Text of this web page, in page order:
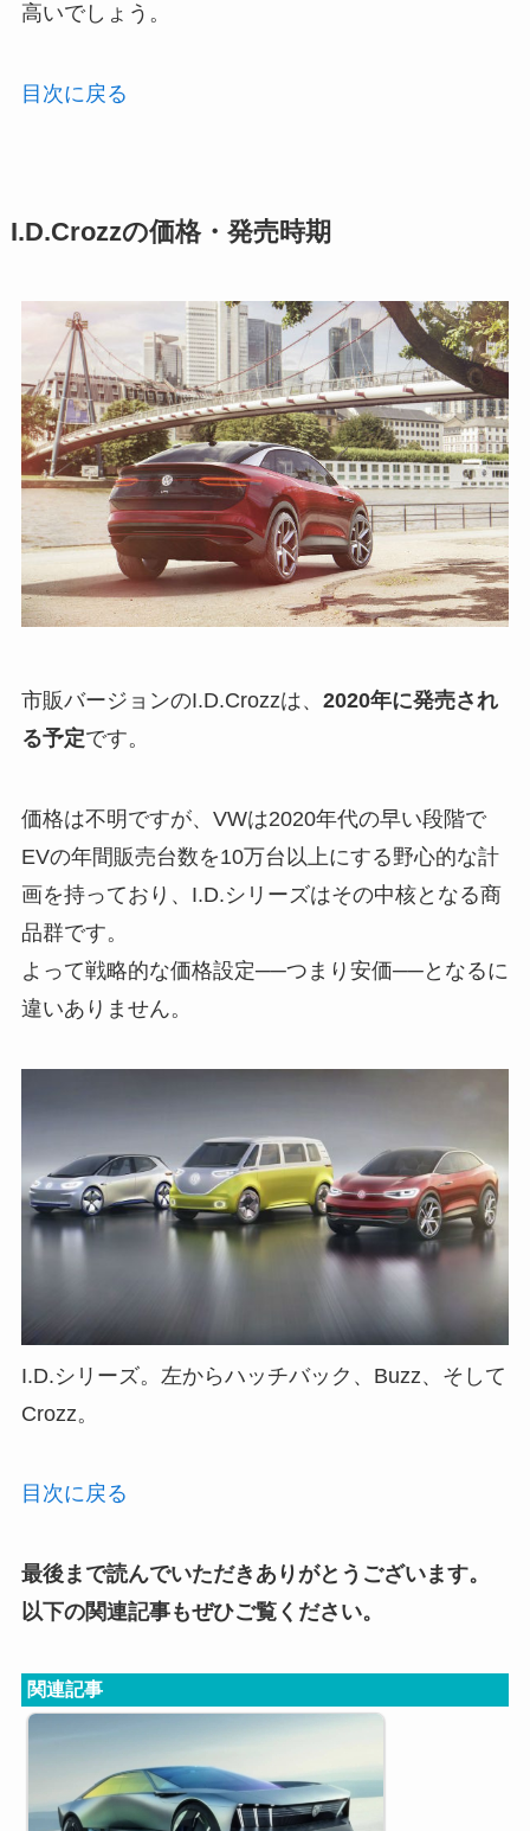
高いでしょう。
目次に戻る
I.D.Crozzの価格・発売時期
市販バージョンのI.D.Crozzは、 2020年に発売され
る予定です。
価格は不明ですが、VWは2020年代の早い段階で
EVの年間販売台数を10万台以上にする野心的な計
画を持っており、I.D.シリーズはその中核となる商
品群です。
よって戦略的な価格設定──つまり安価──となるに
違いありません。
I.D.シリーズ。左からハッチバック、Buzz、そして
Crozz。
目次に戻る
最後まで読んでいただきありがとうございます。
以下の関連記事もぜひご覧ください。
関連記事